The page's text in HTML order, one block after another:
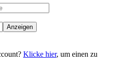
Anzeigen
Klicke hier, um einen zu